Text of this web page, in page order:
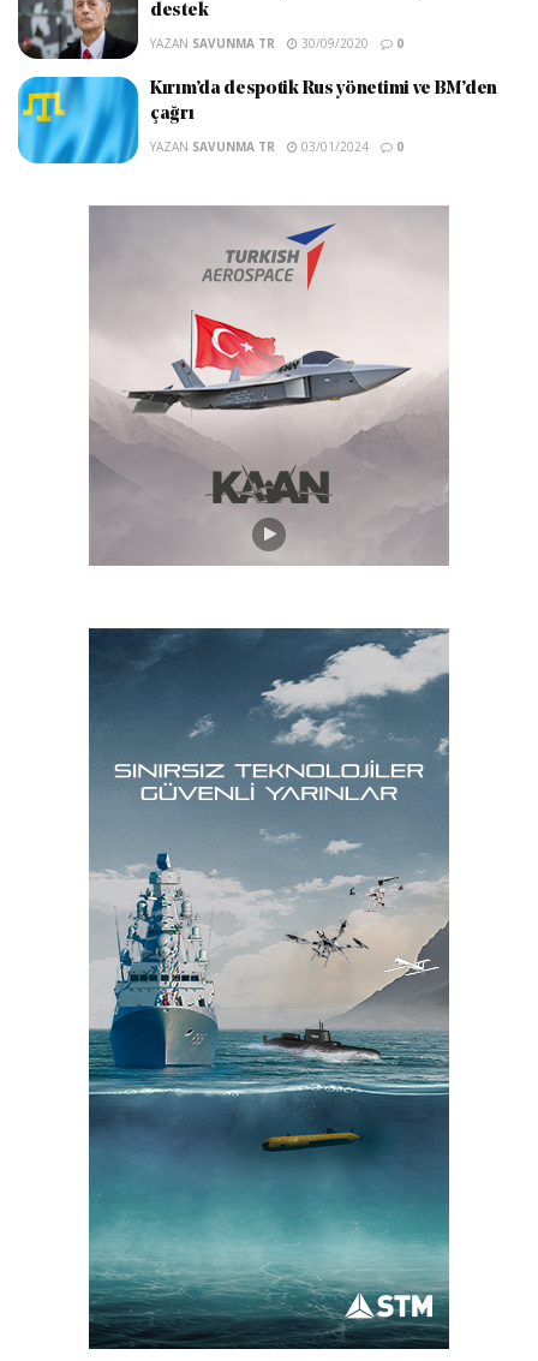
destek
YAZAN SAVUNMA TR 30/09/2020 0
Kırım’da despotik Rus yönetimi ve BM’den
çağrı
YAZAN SAVUNMA TR 03/01/2024 0